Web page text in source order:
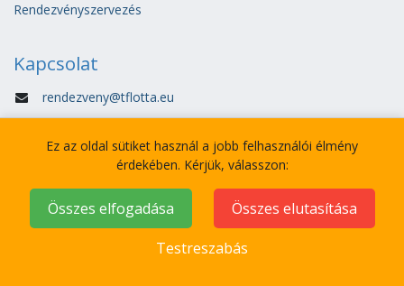
Rendezvényszervezés
Kapcsolat
rendezveny@tflotta.eu
Általános szerződési feltételek:
Adatvédelmi tájékoztató:
Ez az oldal sütiket használ a jobb felhasználói élmény
érdekében. Kérjük, válasszon:
Összes elfogadása
Összes elutasítása
Testreszabás